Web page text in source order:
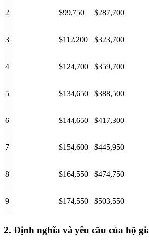
2 $99,750 $287,700
3 $112,200 $323,700
4 $124,700 $359,700
5 $134,650 $388,500
6 $144,650 $417,300
7 $154,600 $445,950
8 $164,550 $474,750
9 $174,550 $503,550
2. Định nghĩa và yêu cầu của hộ